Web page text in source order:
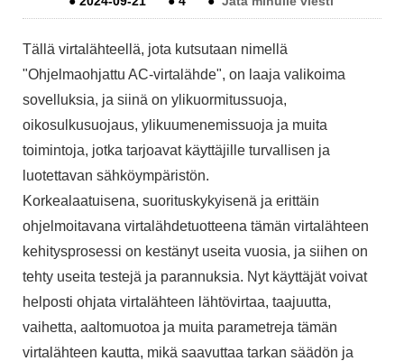
Tällä virtalähteellä, jota kutsutaan nimellä
"Ohjelmaohjattu AC-virtalähde", on laaja valikoima
sovelluksia, ja siinä on ylikuormitussuoja,
oikosulkusuojaus, ylikuumenemissuoja ja muita
toimintoja, jotka tarjoavat käyttäjille turvallisen ja
luotettavan sähköympäristön.
Korkealaatuisena, suorituskykyisenä ja erittäin
ohjelmoitavana virtalähdetuotteena tämän virtalähteen
kehitysprosessi on kestänyt useita vuosia, ja siihen on
tehty useita testejä ja parannuksia. Nyt käyttäjät voivat
helposti ohjata virtalähteen lähtövirtaa, taajuutta,
vaihetta, aaltomuotoa ja muita parametreja tämän
virtalähteen kautta, mikä saavuttaa tarkan säädön ja